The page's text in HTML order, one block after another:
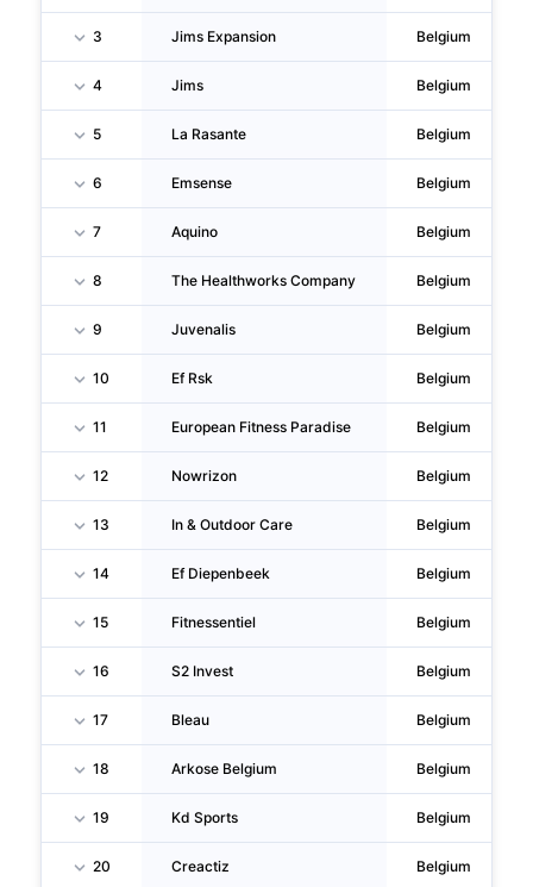
3 Jims Expansion Belgium
4 Jims Belgium
5 La Rasante Belgium
6 Emsense Belgium
7 Aquino Belgium
8 The Healthworks Company Belgium
9 Juvenalis Belgium
10 Ef Rsk Belgium
11 European Fitness Paradise Belgium
12 Nowrizon Belgium
13 In & Outdoor Care Belgium
14 Ef Diepenbeek Belgium
15 Fitnessentiel Belgium
16 S2 Invest Belgium
17 Bleau Belgium
18 Arkose Belgium Belgium
19 Kd Sports Belgium
20 Creactiz Belgium